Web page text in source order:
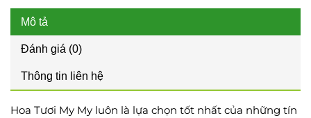
Mô tả
Đánh giá (0)
Thông tin liên hệ
Hoa Tươi My My luôn là lựa chọn tốt nhất của những tín